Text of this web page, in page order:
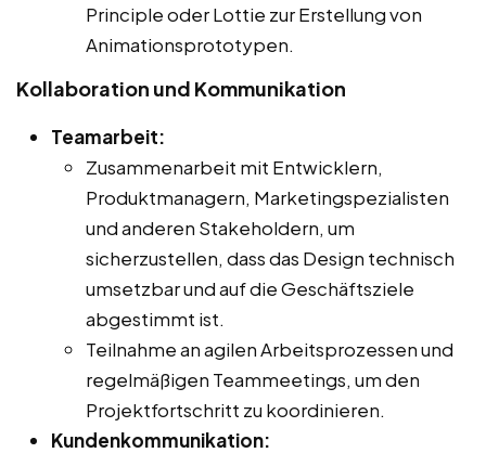
Principle oder Lottie zur Erstellung von
Animationsprototypen.
Kollaboration und Kommunikation
Teamarbeit:
Zusammenarbeit mit Entwicklern,
Produktmanagern, Marketingspezialisten
und anderen Stakeholdern, um
sicherzustellen, dass das Design technisch
umsetzbar und auf die Geschäftsziele
abgestimmt ist.
Teilnahme an agilen Arbeitsprozessen und
regelmäßigen Teammeetings, um den
Projektfortschritt zu koordinieren.
Kundenkommunikation: